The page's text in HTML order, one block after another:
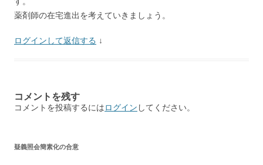
薬剤師の在宅進出を考えていきましょう。
ログインして返信する ↓
コメントを残す
コメントを投稿するにはログイン してください。
疑義照会簡素化の合意